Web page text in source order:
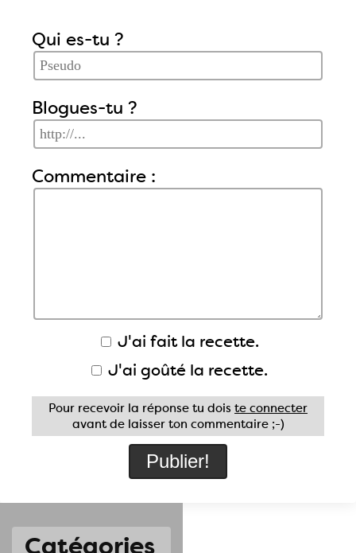
Catégories
Qui es-tu ?
Blogues-tu ?
Commentaire :
J'ai fait la recette.
J'ai goûté la recette.
Pour recevoir la réponse tu dois te connecter
avant de laisser ton commentaire ;-)